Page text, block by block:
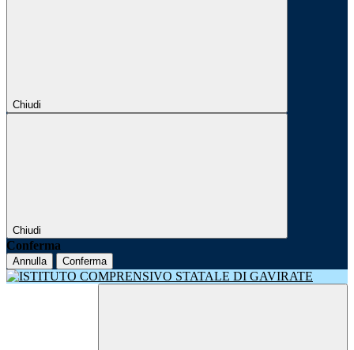
Chiudi
Chiudi
Conferma
Annulla Conferma